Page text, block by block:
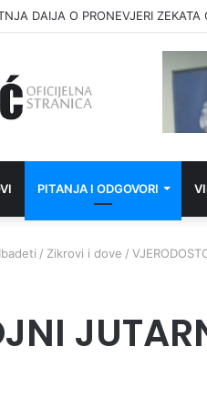
DAIJA O PRONEVJERI ZEKATA
PITANJA I ODGOVORI
Ibadeti / Zikrovi i dove /